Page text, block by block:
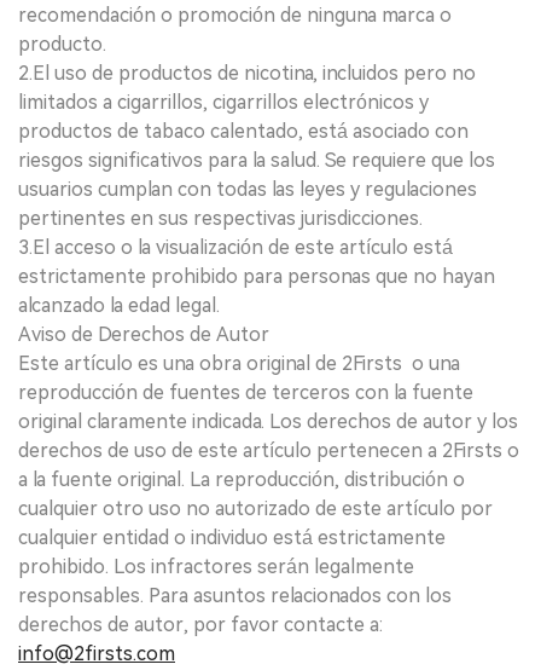
recomendación o promoción de ninguna marca o
producto.
2.El uso de productos de nicotina, incluidos pero no
limitados a cigarrillos, cigarrillos electrónicos y
productos de tabaco calentado, está asociado con
riesgos significativos para la salud. Se requiere que los
usuarios cumplan con todas las leyes y regulaciones
pertinentes en sus respectivas jurisdicciones.
3.El acceso o la visualización de este artículo está
estrictamente prohibido para personas que no hayan
alcanzado la edad legal.
Aviso de Derechos de Autor
Este artículo es una obra original de 2Firsts o una
reproducción de fuentes de terceros con la fuente
original claramente indicada. Los derechos de autor y los
derechos de uso de este artículo pertenecen a 2Firsts o
a la fuente original. La reproducción, distribución o
cualquier otro uso no autorizado de este artículo por
cualquier entidad o individuo está estrictamente
prohibido. Los infractores serán legalmente
responsables. Para asuntos relacionados con los
derechos de autor, por favor contacte a:
info@2firsts.com